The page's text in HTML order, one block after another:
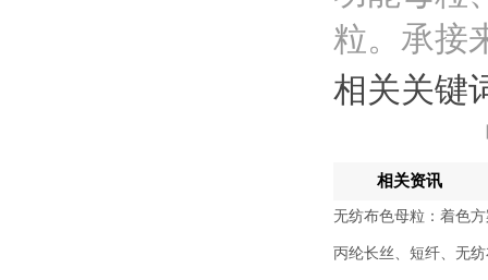
粒。承接
相关关键
相关资讯
无纺布色母粒：着色
丙纶长丝、短纤、无